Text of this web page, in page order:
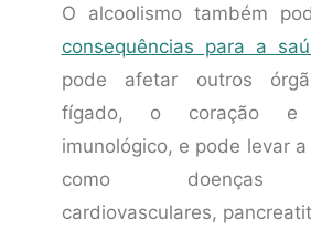
O alcoolismo também
consequências para a
pode afetar outros
fígado, o coração e
imunológico, e pode levar
como doenças
cardiovasculares,